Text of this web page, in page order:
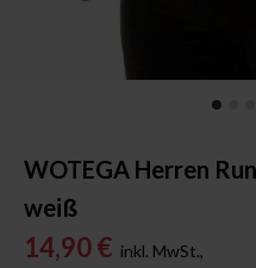
WOTEGA Herren
weiß
14,90 € inkl. MwSt.,